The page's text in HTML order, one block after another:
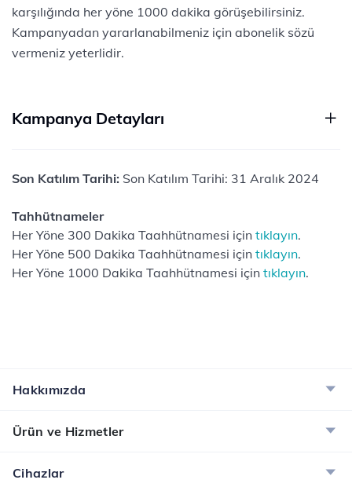
karşılığında her yöne 1000 dakika görüşebilirsiniz.
Kampanyadan yararlanabilmeniz için abonelik sözü
vermeniz yeterlidir.
Kampanya Detayları
Son Katılım Tarihi: Son Katılım Tarihi: 31 Aralık 2024
Tahhütnameler
Her Yöne 300 Dakika Taahhütnamesi için tıklayın.
Her Yöne 500 Dakika Taahhütnamesi için tıklayın.
Her Yöne 1000 Dakika Taahhütnamesi için tıklayın.
Hakkımızda
Ürün ve Hizmetler
Cihazlar